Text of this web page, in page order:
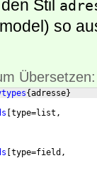
Stil
so
Übersetzen:
{adresse}
type=list,
type=field,